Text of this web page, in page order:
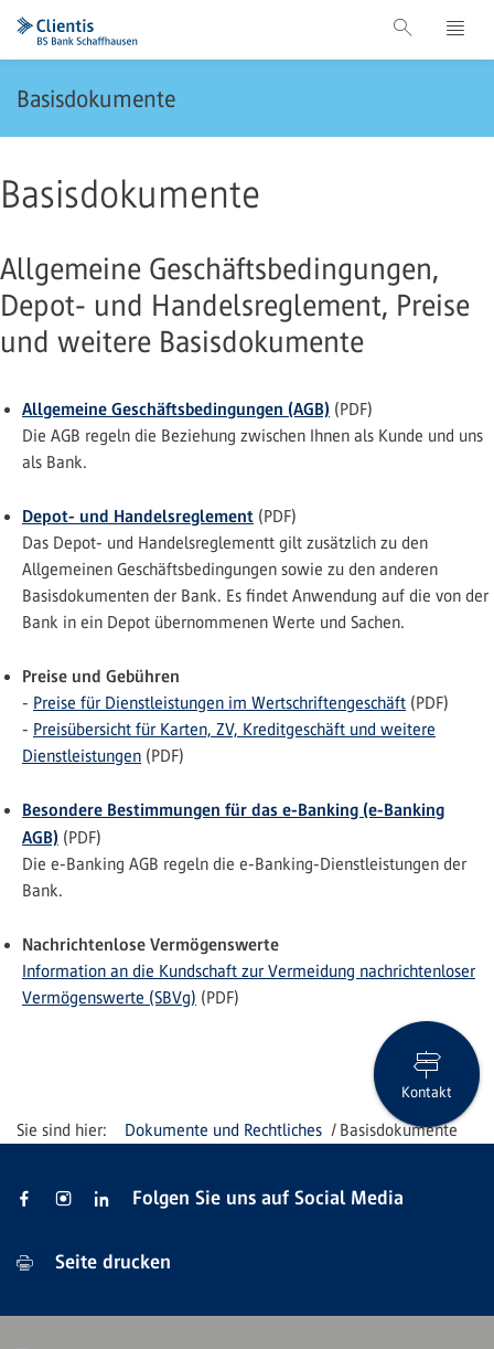
Basisdokumente
Basisdokumente
Allgemeine Geschäftsbedingungen,
Depot- und Handelsreglement, Preise
und weitere Basisdokumente
Allgemeine Geschäftsbedingungen (AGB) (PDF)
Die AGB regeln die Beziehung zwischen Ihnen als Kunde und uns
als Bank.
Depot- und Handelsreglement (PDF)
Das Depot- und Handelsreglementt gilt zusätzlich zu den
Allgemeinen Geschäftsbedingungen sowie zu den anderen
Basisdokumenten der Bank. Es findet Anwendung auf die von der
Bank in ein Depot übernommenen Werte und Sachen.
Preise und Gebühren
- Preise für Dienstleistungen im Wertschriftengeschäft (PDF)
- Preisübersicht für Karten, ZV, Kreditgeschäft und weitere
Dienstleistungen (PDF)
Besondere Bestimmungen für das e-Banking (e-Banking
AGB) (PDF)
Die e-Banking AGB regeln die e-Banking-Dienstleistungen der
Bank.
Nachrichtenlose Vermögenswerte
Information an die Kundschaft zur Vermeidung nachrichtenloser
Vermögenswerte (SBVg) (PDF)
Dokumente und Rechtliches Basisdokumente
Kontakt
Folgen Sie uns auf Social Media
Seite drucken